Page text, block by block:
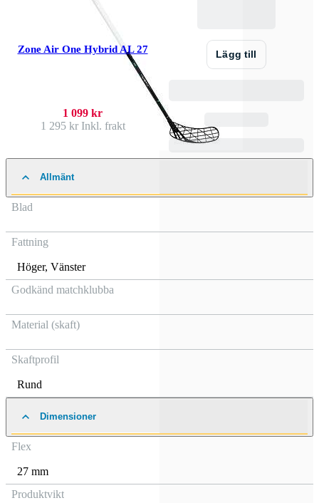
Zone Air One Hybrid AL 27
1 099 kr
1 295 krInkl. frakt
Lägg till
Allmänt
Blad
Fattning
Höger, Vänster
Godkänd matchklubba
Material (skaft)
Skaftprofil
Rund
Dimensioner
Flex
27 mm
Produktvikt